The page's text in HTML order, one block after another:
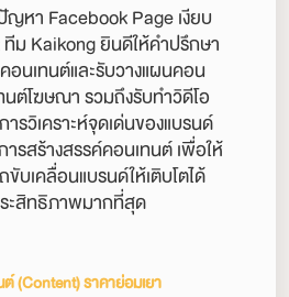
หา Facebook Page เงียบ
ม Kaikong ยินดีให้คำปรึกษา
อนเทนต์และรับวางแผนคอน
นต์โฆษณา รวมถึงรับทําวิดีโอ
รวิเคราะห์จุดเด่นของแบรนด์
รสร้างสรรค์คอนเทนต์ เพื่อให้
บเคลื่อนแบรนด์ให้เติบโตได้
ะสิทธิภาพมากที่สุด
(Content) ราคาย่อมเยา